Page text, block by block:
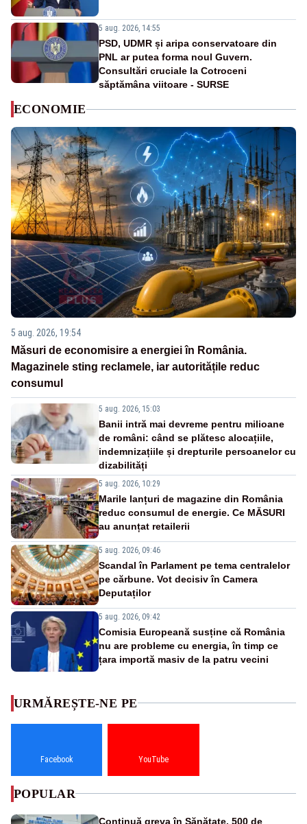
5 aug. 2026, 14:55
PSD, UDMR și aripa conservatoare din
PNL ar putea forma noul Guvern.
Consultări cruciale la Cotroceni
săptămâna viitoare - SURSE
ECONOMIE
5 aug. 2026, 19:54
Măsuri de economisire a energiei în România.
Magazinele sting reclamele, iar autoritățile reduc
consumul
5 aug. 2026, 15:03
Banii intră mai devreme pentru milioane
de români: când se plătesc alocațiile,
indemnizațiile și drepturile persoanelor cu
dizabilități
5 aug. 2026, 10:29
Marile lanțuri de magazine din România
reduc consumul de energie. Ce MĂSURI
au anunțat retailerii
5 aug. 2026, 09:46
Scandal în Parlament pe tema centralelor
pe cărbune. Vot decisiv în Camera
Deputaților
5 aug. 2026, 09:42
Comisia Europeană susține că România
nu are probleme cu energia, în timp ce
țara importă masiv de la patru vecini
URMĂREȘTE-NE PE
Facebook YouTube
POPULAR
Continuă greva în Sănătate. 500 de